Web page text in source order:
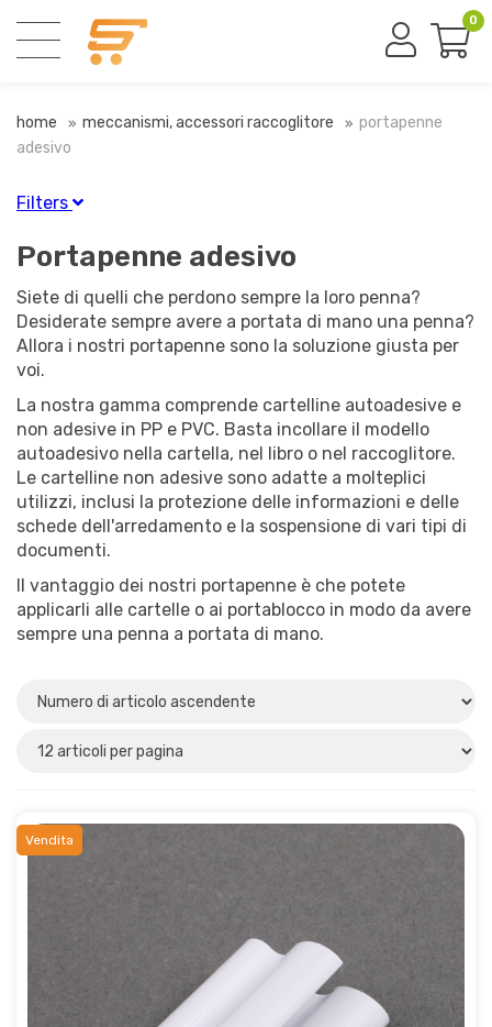
0
home meccanismi, accessori raccoglitore
portapenne
adesivo
Filters
Finitura
Nichelato(5)
Diametro
Autoadesiva
Autoadesivo
Materiale
Plastica(1)
Portapenne adesivo
Siete di quelli che perdono sempre la loro penna?
Desiderate sempre avere a portata di mano una penna?
Allora i nostri portapenne sono la soluzione giusta per
voi.
La nostra gamma comprende cartelline autoadesive e
non adesive in PP e PVC. Basta incollare il modello
autoadesivo nella cartella, nel libro o nel raccoglitore.
Le cartelline non adesive sono adatte a molteplici
utilizzi, inclusi la protezione delle informazioni e delle
schede dell'arredamento e la sospensione di vari tipi di
documenti.
Il vantaggio dei nostri portapenne è che potete
applicarli alle cartelle o ai portablocco in modo da avere
sempre una penna a portata di mano.
Vendita